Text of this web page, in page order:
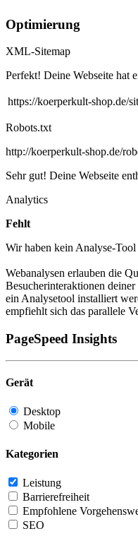
Optimierung
XML-Sitemap
Perfekt! Deine Webseite hat
https://koerperkult-shop.de/
Robots.txt
http://koerperkult-shop.de/
Sehr gut! Deine Webseite
Analytics
Fehlt
Wir haben kein Analyse-
Webanalysen erlauben die
Besucherinteraktionen
ein Analysetool installiert
empfiehlt sich das parallele
PageSpeed Insights
Gerät
Desktop
Mobile
Kategorien
Leistung
Barrierefreiheit
Empfohlene
SEO